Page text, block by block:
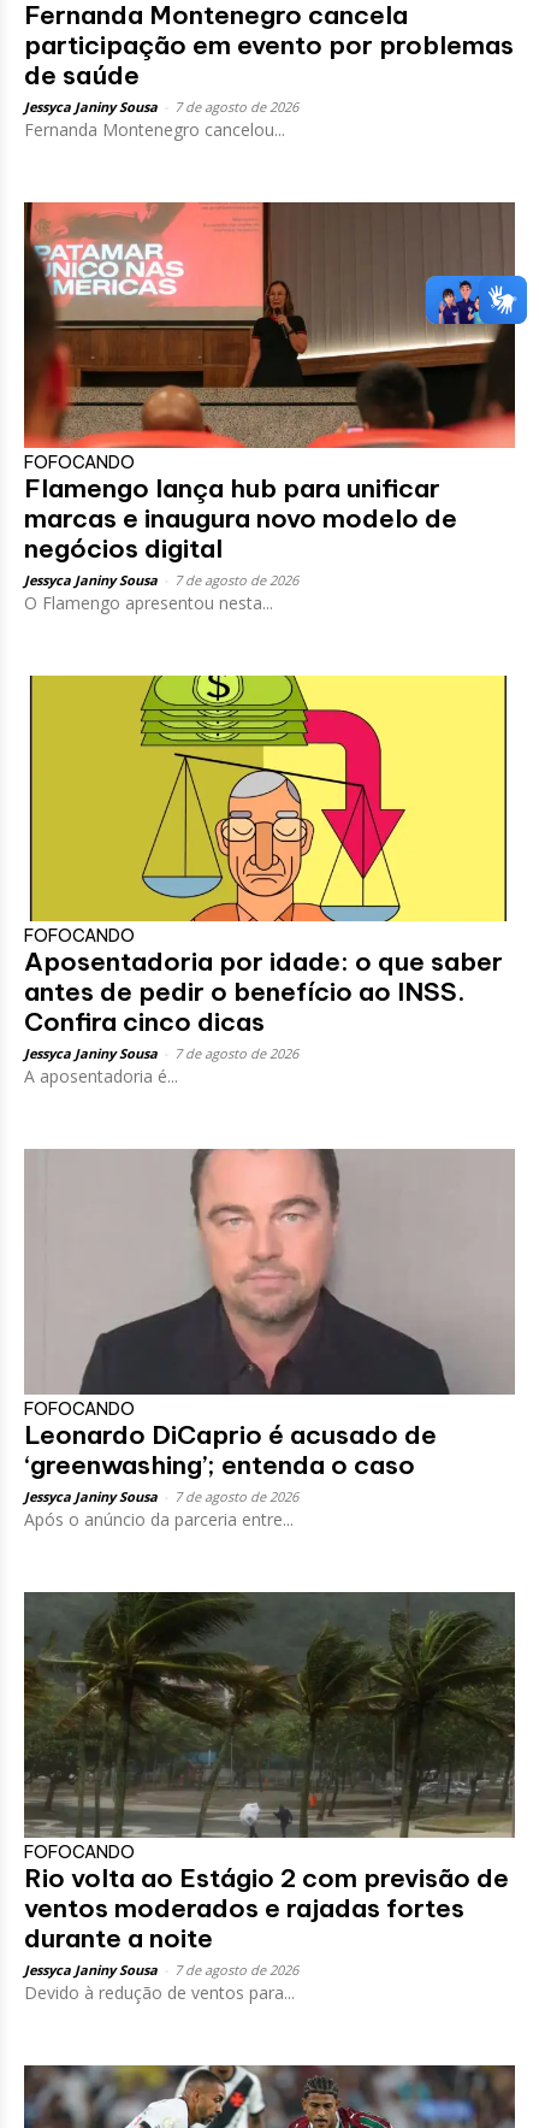
Fernanda Montenegro cancela
participação em evento por problemas
de saúde
Jessyca Janiny Sousa 7 de agosto de 2026
Fernanda Montenegro cancelou...
FOFOCANDO
Flamengo lança hub para unificar
marcas e inaugura novo modelo de
negócios digital
Jessyca Janiny Sousa 7 de agosto de 2026
O Flamengo apresentou nesta...
FOFOCANDO
Aposentadoria por idade: o que saber
antes de pedir o benefício ao INSS.
Confira cinco dicas
Jessyca Janiny Sousa 7 de agosto de 2026
A aposentadoria é...
FOFOCANDO
Leonardo DiCaprio é acusado de
‘greenwashing’; entenda o caso
Jessyca Janiny Sousa 7 de agosto de 2026
Após o anúncio da parceria entre...
FOFOCANDO
Rio volta ao Estágio 2 com previsão de
ventos moderados e rajadas fortes
durante a noite
Jessyca Janiny Sousa 7 de agosto de 2026
Devido à redução de ventos para...